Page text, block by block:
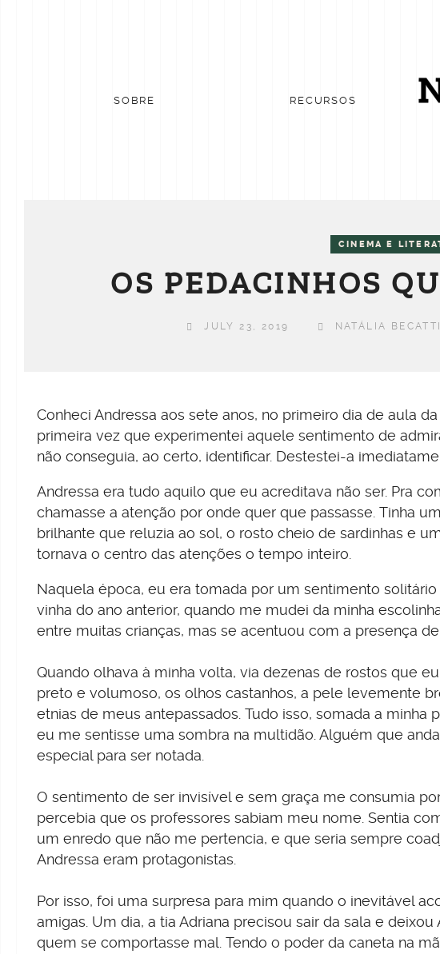
SOBRE RECURSOS
CINEMA E
OS PEDACINHOS
JULY 23, 2019 NATÁLIA
Conheci Andressa aos sete anos, no primeiro dia de aula
primeira vez que experimentei aquele sentimento de
não conseguia, ao certo, identificar. Destestei-a
Andressa era tudo aquilo que eu acreditava não ser. Pra
chamasse a atenção por onde quer que passasse. Tinha
brilhante que reluzia ao sol, o rosto cheio de sardinhas e
tornava o centro das atenções o tempo inteiro.
Naquela época, eu era tomada por um sentimento
vinha do ano anterior, quando me mudei da minha
entre muitas crianças, mas se acentuou com a presença de
Quando olhava à minha volta, via dezenas de rostos que
preto e volumoso, os olhos castanhos, a pele levemente
etnias de meus antepassados. Tudo isso, somada a
eu me sentisse uma sombra na multidão. Alguém que
especial para ser notada.
O sentimento de ser invisível e sem graça me consumia
percebia que os professores sabiam meu nome. Sentia
um enredo que não me pertencia, e que seria sempre
Andressa eram protagonistas.
Por isso, foi uma surpresa para mim quando o inevitável
amigas. Um dia, a tia Adriana precisou sair da sala e
quem se comportasse mal. Tendo o poder da caneta na